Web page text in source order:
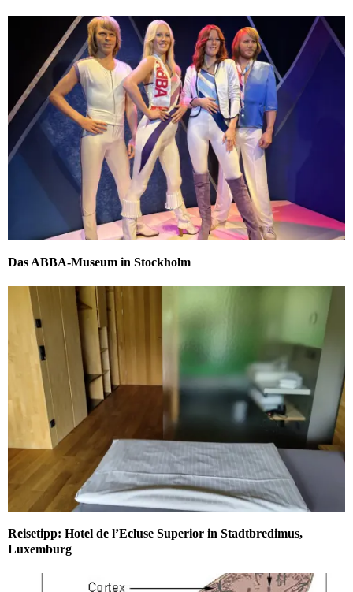
Das ABBA-Museum in Stockholm
Reisetipp: Hotel de l’Ecluse Superior in Stadtbredimus,
Luxemburg